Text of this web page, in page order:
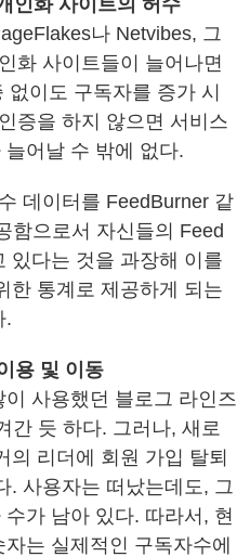
인화 사이트의 허수
나 Netvibes, 그
화 사이트들이 늘어나면
이도 구독자를 증가 시
증을 하지 않으면 서비스
어날 수 밖에 없다.
데이터를 FeedBurner 같
함으로서 자신들의 Feed
있다는 것을 과장해 이를
한 통계로 제공하게 되는
.
용 및 이동
사용했던 블로그 라인즈
간 듯 하다. 그러나, 새로
의 리더에 회원 가입 탈퇴
. 사용자는 떠났는데도, 그
가 남아 있다. 따라서, 현
는 실제적인 구독자수에